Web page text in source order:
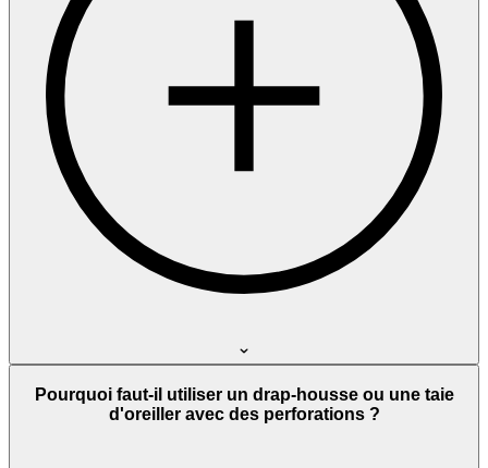
Pourquoi faut-il utiliser un drap-housse ou une taie
d'oreiller avec des perforations ?